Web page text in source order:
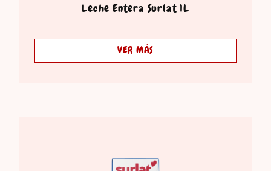
Leche Entera Surlat 1L
VER MÁS